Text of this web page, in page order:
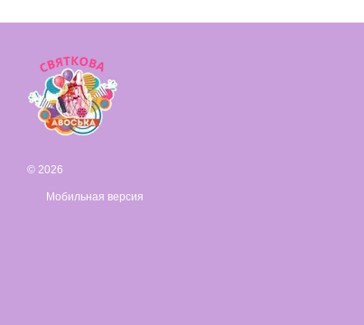
© 2026
Мобильная версия